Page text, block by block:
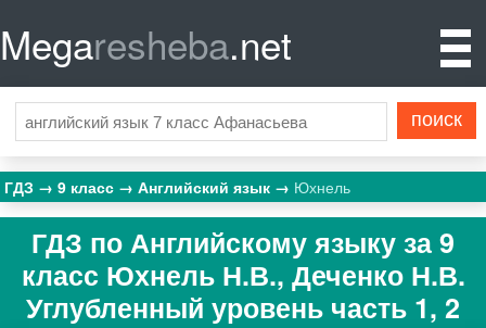
Megaresheba.net
ГДЗ 9 класс Английский язык Юхнель
ГДЗ по Английскому языку за 9
класс Юхнель Н.В., Деченко Н.В.
Углубленный уровень часть 1, 2